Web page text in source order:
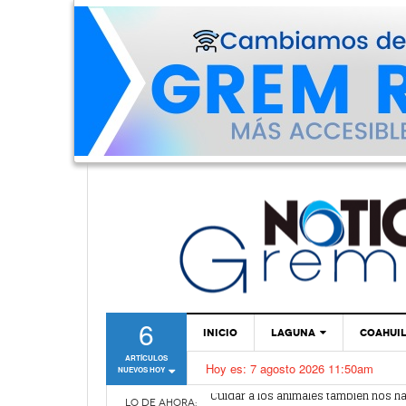
6
ARTÍCULOS
NUEVOS HOY
INICIO LAGUNA
TORREÓN
GÓMEZ PALACIO
Hoy es: 7 agosto 2026 11:50am
LO DE AHORA:
Cuidar a los animales también nos